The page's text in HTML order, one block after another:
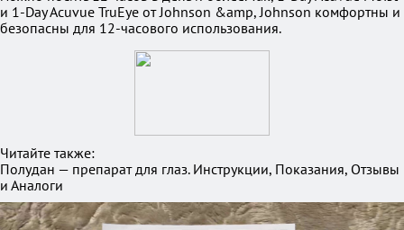
и 1-Day Acuvue TruEye от Johnson &amp, Johnson комфортны и
безопасны для 12-часового использования.
Читайте также:
Полудан — препарат для глаз. Инструкции, Показания, Отзывы
и Аналоги